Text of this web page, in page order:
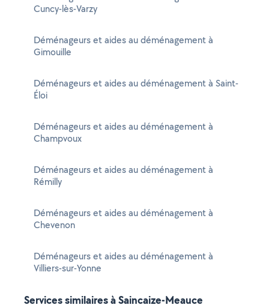
Cuncy-lès-Varzy
Déménageurs et aides au déménagement à
Gimouille
Déménageurs et aides au déménagement à Saint-
Éloi
Déménageurs et aides au déménagement à
Champvoux
Déménageurs et aides au déménagement à
Rémilly
Déménageurs et aides au déménagement à
Chevenon
Déménageurs et aides au déménagement à
Villiers-sur-Yonne
Services similaires à Saincaize-Meauce